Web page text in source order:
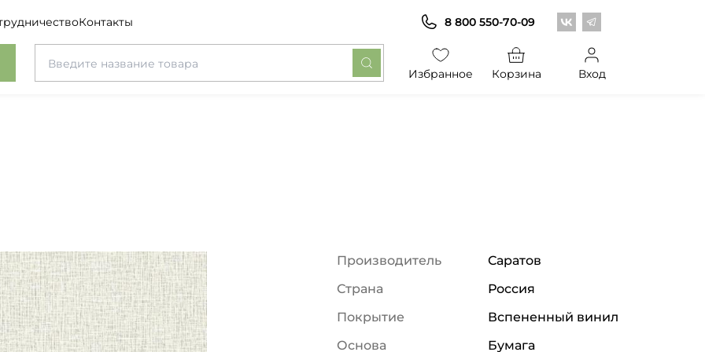
Контакты Центр обоев во
Центр обоев в
8 800 550-70-09
Избранное Корзина Вход
Производитель
Саратов
Страна
Россия
Покрытие
Вспененный винил
Основа
Бумага